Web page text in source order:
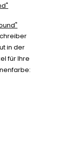
in der
für Ihre